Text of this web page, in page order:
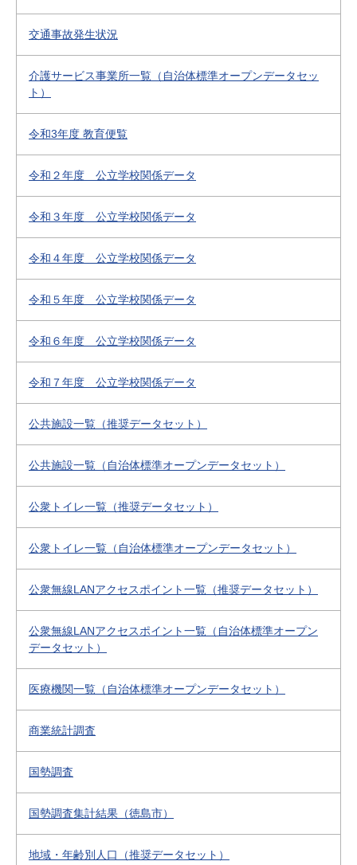
交通事故発生状況
介護サービス事業所一覧（自治体標準オープンデータセッ
ト）
令和3年度 教育便覧
令和２年度 公立学校関係データ
令和３年度 公立学校関係データ
令和４年度 公立学校関係データ
令和５年度 公立学校関係データ
令和６年度 公立学校関係データ
令和７年度 公立学校関係データ
公共施設一覧（推奨データセット）
公共施設一覧（自治体標準オープンデータセット）
公衆トイレ一覧（推奨データセット）
公衆トイレ一覧（自治体標準オープンデータセット）
公衆無線LANアクセスポイント一覧（推奨データセット）
公衆無線LANアクセスポイント一覧（自治体標準オープン
データセット）
医療機関一覧（自治体標準オープンデータセット）
商業統計調査
国勢調査
国勢調査集計結果（徳島市）
地域・年齢別人口（推奨データセット）